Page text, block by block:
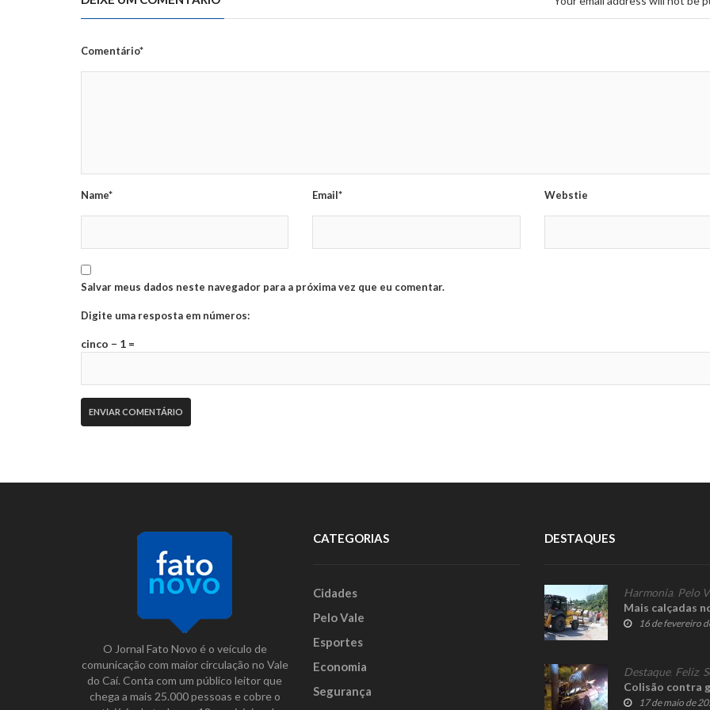
Comentário*
Name* Email* Webstie
Salvar meus dados neste navegador para a próxima vez que eu comentar.
Digite uma resposta em números:
cinco − 1 =
O Jornal Fato Novo é o veículo de
comunicação com maior circulação no Vale
do Caí. Conta com um público leitor que
chega a mais 25.000 pessoas e cobre o
CATEGORIAS
Cidades
Pelo Vale
Esportes
Economia
Segurança
DESTAQUES
Harmonia, Pelo
Mais calçadas
16 de fevereiro
Destaque, Feliz,
Colisão contra
17 de maio de